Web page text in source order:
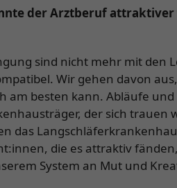
der Arztberuf
sind nicht mehr mit den
Wir gehen davon
besten kann. Abläufe und
der sich trauen
das
die es attraktiv
System an Mut und